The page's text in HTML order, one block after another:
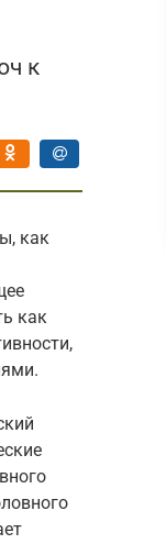
к
как
как